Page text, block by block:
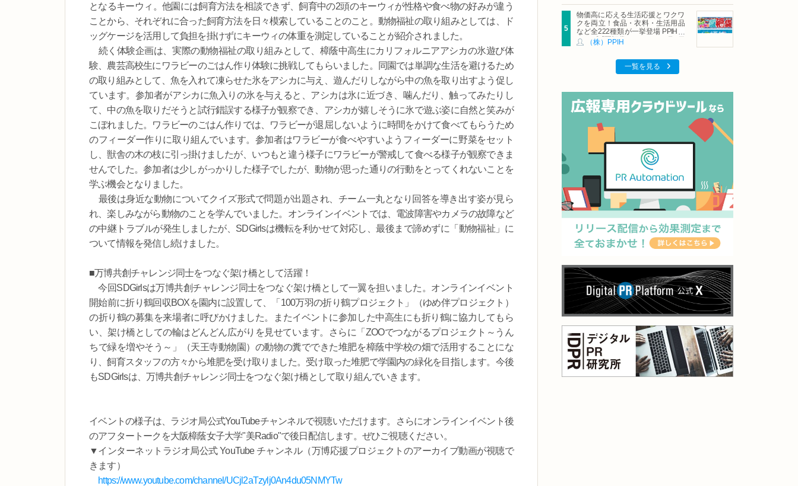
となるキーウィ。他園には飼育方法を相談できず、飼育中の2頭のキーウィが性格や食べ物の好みが違う
ことから、それぞれに合った飼育方法を日々模索していることのこと。動物福祉の取り組みとしては、ド
ッグケージを活用して負担を掛けずにキーウィの体重を測定していることが紹介されました。
続く体験企画は、実際の動物福祉の取り組みとして、樟蔭中高生にカリフォルニアアシカの氷遊び体
験、農芸高校生にワラビーのごはん作り体験に挑戦してもらいました。同園では単調な生活を避けるため
の取り組みとして、魚を入れて凍らせた氷をアシカに与え、遊んだりしながら中の魚を取り出すよう促し
ています。参加者がアシカに魚入りの氷を与えると、アシカは氷に近づき、噛んだり、触ってみたりし
て、中の魚を取りだそうと試行錯誤する様子が観察でき、アシカが嬉しそうに氷で遊ぶ姿に自然と笑みが
こぼれました。ワラビーのごはん作りでは、ワラビーが退屈しないように時間をかけて食べてもらうため
のフィーダー作りに取り組んでいます。参加者はワラビーが食べやすいようフィーダーに野菜をセット
し、獣舎の木の枝に引っ掛けましたが、いつもと違う様子にワラビーが警戒して食べる様子が観察できま
せんでした。参加者は少しがっかりした様子でしたが、動物が思った通りの行動をとってくれないことを
学ぶ機会となりました。
最後は身近な動物についてクイズ形式で問題が出題され、チーム一丸となり回答を導き出す姿が見ら
れ、楽しみながら動物のことを学んでいました。オンラインイベントでは、電波障害やカメラの故障など
の中継トラブルが発生しましたが、SDGirlsは機転を利かせて対応し、最後まで諦めずに「動物福祉」に
ついて情報を発信し続けました。
■万博共創チャレンジ同士をつなぐ架け橋として活躍！
今回SDGirlsは万博共創チャレンジ同士をつなぐ架け橋として一翼を担いました。オンラインイベント
開始前に折り鶴回収BOXを園内に設置して、「100万羽の折り鶴プロジェクト」（ゆめ伴プロジェクト）
の折り鶴の募集を来場者に呼びかけました。またイベントに参加した中高生にも折り鶴に協力してもら
い、架け橋としての輪はどんどん広がりを見せています。さらに「ZOOでつながるプロジェクト～うん
ちで緑を増やそう～」（天王寺動物園）の動物の糞でできた堆肥を樟蔭中学校の畑で活用することにな
り、飼育スタッフの方々から堆肥を受け取りました。受け取った堆肥で学園内の緑化を目指します。今後
もSDGirlsは、万博共創チャレンジ同士をつなぐ架け橋として取り組んでいきます。
イベントの様子は、ラジオ局公式YouTubeチャンネルで視聴いただけます。さらにオンラインイベント後
のアフタートークを大阪樟蔭女子大学"美Radio"で後日配信します。ぜひご視聴ください。
▼インターネットラジオ局公式 YouTube チャンネル（万博応援プロジェクトのアーカイブ動画が視聴で
きます）
https://www.youtube.com/channel/UCjl2aTzylj0An4du05NMYTw
物価高に応える生活応援とワクワ
クを両立！食品・衣料・生活用品
など全222種類が一挙登場 PPIHグ
ループ「夏福袋」＆セール 8月6日
(木)より順次スタート
（株）PPIH
一覧を見る